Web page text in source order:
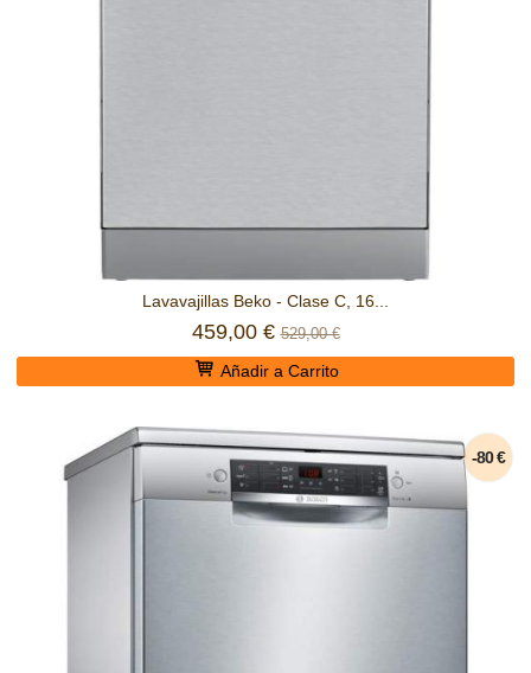
Lavavajillas Beko - Clase C, 16...
459,00 €529,00 €
Añadir a Carrito
-80 €